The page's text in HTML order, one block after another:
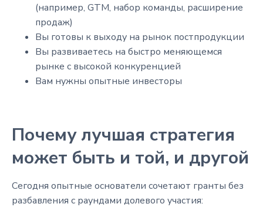
(например, GTM, набор команды, расширение
продаж)
Вы готовы к выходу на рынок постпродукции
Вы развиваетесь на быстро меняющемся
рынке с высокой конкуренцией
Вам нужны опытные инвесторы
Почему лучшая стратегия
может быть и той, и другой
Сегодня опытные основатели сочетают гранты без
разбавления с раундами долевого участия: